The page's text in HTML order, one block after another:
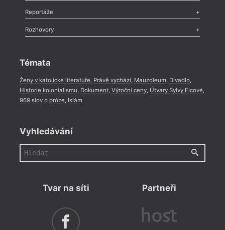
Recenze
Méně slov o próze,Celá rubrika
Reportáže
Literární zítřky
Celá rubrika
Rozhovory
Témata
Ženy v katolické literatuře, Právě vychází, Mauzoleum, Divadlo,
Historie kolonialismu, Dokument, Výroční ceny, Útvary Sylvy Ficové,
969 slov o próze, Islám
Vyhledávání
Tvar na síti Partneři